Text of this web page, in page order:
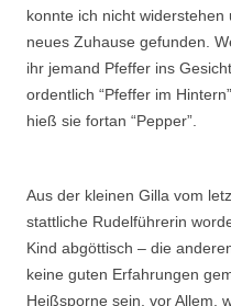
konnte ich nicht
neues Zuhause gefunden.
ihr jemand Pfeffer ins
ordentlich “Pfeffer im
hieß sie fortan “Pepper”.
Aus der kleinen Gilla vom
stattliche Rudelführerin
Kind abgöttisch – die
keine guten Erfahrungen
Heißsporne sein, vor Allem,